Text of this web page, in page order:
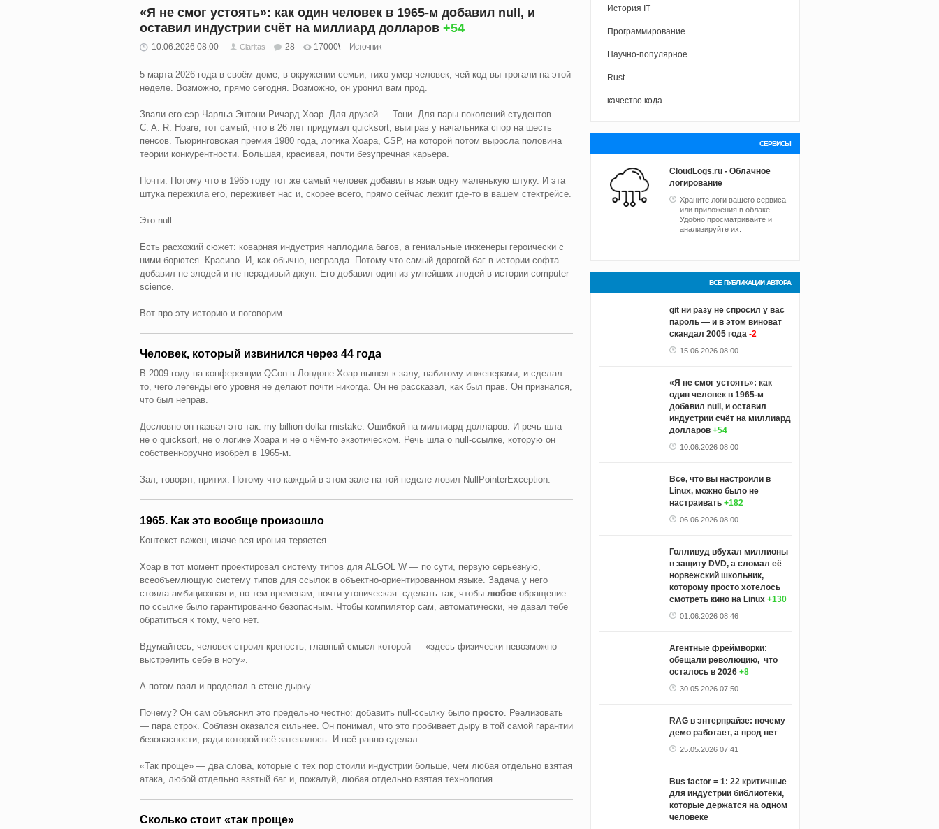
«Я не смог устоять»: как один человек в 1965-м добавил null, и
оставил индустрии счёт на миллиард долларов +54
10.06.2026 08:00 Claritas 28 17000 Источник
5 марта 2026 года в своём доме, в окружении семьи, тихо умер человек, чей код вы трогали на этой
неделе. Возможно, прямо сегодня. Возможно, он уронил вам прод.
Звали его сэр Чарльз Энтони Ричард Хоар. Для друзей — Тони. Для пары поколений студентов —
C. A. R. Hoare, тот самый, что в 26 лет придумал quicksort, выиграв у начальника спор на шесть
пенсов. Тьюринговская премия 1980 года, логика Хоара, CSP, на которой потом выросла половина
теории конкурентности. Большая, красивая, почти безупречная карьера.
Почти. Потому что в 1965 году тот же самый человек добавил в язык одну маленькую штуку. И эта
штука пережила его, переживёт нас и, скорее всего, прямо сейчас лежит где-то в вашем стектрейсе.
Это null.
Есть расхожий сюжет: коварная индустрия наплодила багов, а гениальные инженеры героически с
ними борются. Красиво. И, как обычно, неправда. Потому что самый дорогой баг в истории софта
добавил не злодей и не нерадивый джун. Его добавил один из умнейших людей в истории computer
science.
Вот про эту историю и поговорим.
Человек, который извинился через 44 года
В 2009 году на конференции QCon в Лондоне Хоар вышел к залу, набитому инженерами, и сделал
то, чего легенды его уровня не делают почти никогда. Он не рассказал, как был прав. Он признался,
что был неправ.
Дословно он назвал это так: my billion-dollar mistake. Ошибкой на миллиард долларов. И речь шла
не о quicksort, не о логике Хоара и не о чём-то экзотическом. Речь шла о null-ссылке, которую он
собственноручно изобрёл в 1965-м.
Зал, говорят, притих. Потому что каждый в этом зале на той неделе ловил NullPointerException.
1965. Как это вообще произошло
Контекст важен, иначе вся ирония теряется.
Хоар в тот момент проектировал систему типов для ALGOL W — по сути, первую серьёзную,
всеобъемлющую систему типов для ссылок в объектно-ориентированном языке. Задача у него
стояла амбициозная и, по тем временам, почти утопическая: сделать так, чтобы любоеобращение
по ссылке было гарантированно безопасным. Чтобы компилятор сам, автоматически, не давал тебе
обратиться к тому, чего нет.
Вдумайтесь, человек строил крепость, главный смысл которой — «здесь физически невозможно
выстрелить себе в ногу».
А потом взял и проделал в стене дырку.
Почему? Он сам объяснил это предельно честно: добавить null-ссылку было просто. Реализовать
— пара строк. Соблазн оказался сильнее. Он понимал, что это пробивает дыру в той самой гарантии
безопасности, ради которой всё затевалось. И всё равно сделал.
«Так проще» — два слова, которые с тех пор стоили индустрии больше, чем любая отдельно взятая
атака, любой отдельно взятый баг и, пожалуй, любая отдельно взятая технология.
Сколько стоит «так проще»
История IT
Программирование
Научно-популярное
Rust
качество кода
СЕРВИСЫ
CloudLogs.ru - Облачное
логирование
Храните логи вашего сервиса
или приложения в облаке.
Удобно просматривайте и
анализируйте их.
ВСЕ ПУБЛИКАЦИИ АВТОРА
git ни разу не спросил у вас
пароль — и в этом виноват
скандал 2005 года -2
15.06.2026 08:00
«Я не смог устоять»: как
один человек в 1965-м
добавил null, и оставил
индустрии счёт на миллиард
долларов +54
10.06.2026 08:00
Всё, что вы настроили в
Linux, можно было не
настраивать +182
06.06.2026 08:00
Голливуд вбухал миллионы
в защиту DVD, а сломал её
норвежский школьник,
которому просто хотелось
смотреть кино на Linux +130
01.06.2026 08:46
Агентные фреймворки:
обещали революцию, что
осталось в 2026 +8
30.05.2026 07:50
RAG в энтерпрайзе: почему
демо работает, а прод нет
25.05.2026 07:41
Bus factor = 1: 22 критичные
для индустрии библиотеки,
которые держатся на одном
человеке